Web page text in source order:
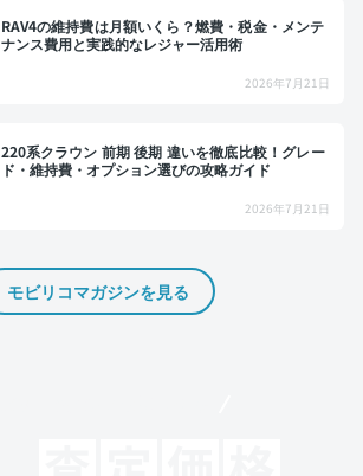
RAV4の維持費は月額いくら？燃費・税金・メンテ
ナンス費用と実践的なレジャー活用術
2026年7月21日
220系クラウン 前期 後期 違いを徹底比較！グレー
ド・維持費・オプション選びの攻略ガイド
2026年7月21日
モビリコマガジンを見る